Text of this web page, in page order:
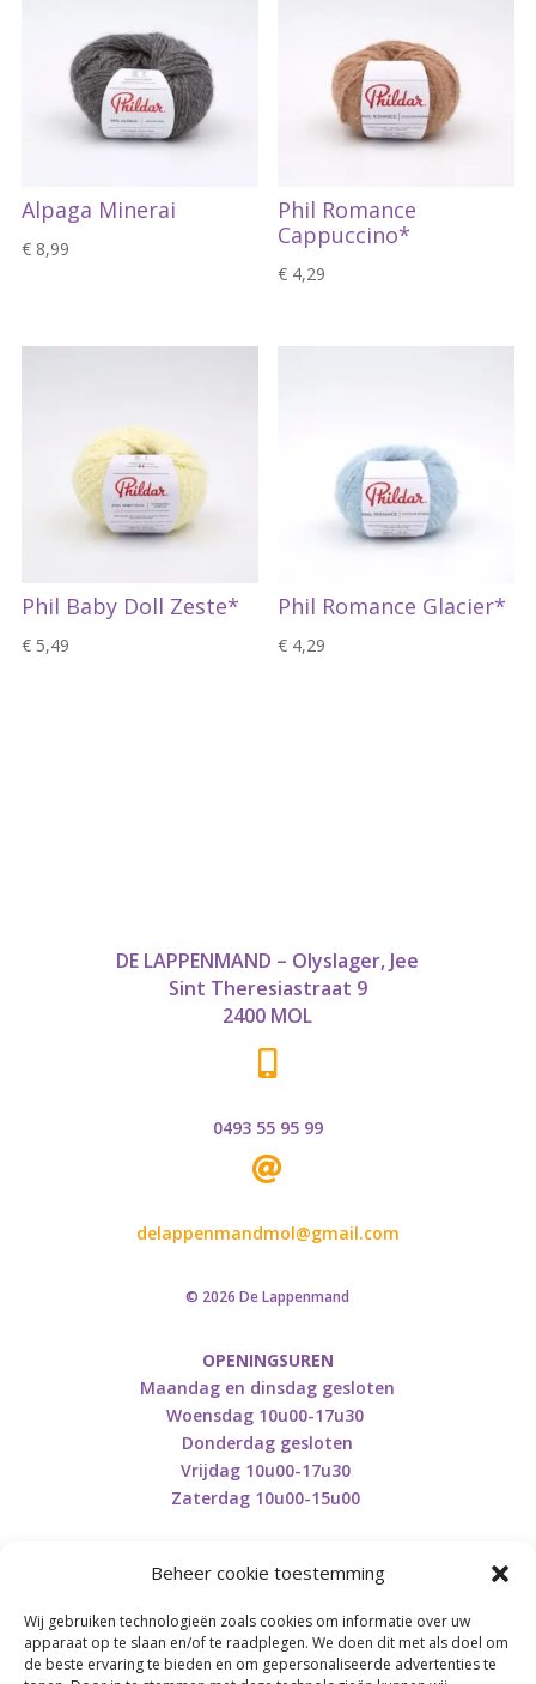
Beheer cookie toestemming
Wij gebruiken technologieën zoals cookies om informatie over uw
apparaat op te slaan en/of te raadplegen. We doen dit met als doel om
de beste ervaring te bieden en om gepersonaliseerde advertenties te
Alpaga Minerai
€8,99
Phil Romance
Cappuccino*
€ 4,29
Phil Baby Doll Zeste*
€5,49
Phil Romance Glacier*
€ 4,29
DE LAPPENMAND – Olyslager, Jee
Sint Theresiastraat 9
2400 MOL

0493 55 95 99

delappenmandmol@gmail.com
© 2026 De Lappenmand
OPENINGSUREN
Maandag en dinsdag gesloten
Woensdag 10u00-17u30
Donderdag gesloten
Vrijdag 10u00-17u30
Zaterdag 10u00-15u00
Retourneren en herroepen